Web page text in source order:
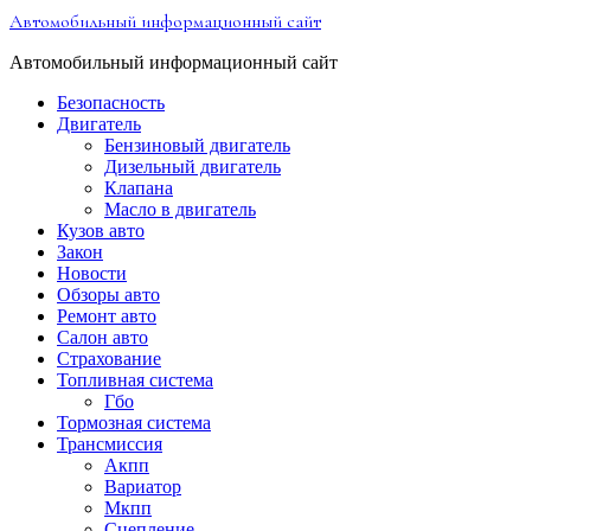
Перейти
содержимому
Автомобильный информационный сайт
Автомобильный информационный сайт
Безопасность
Двигатель
Бензиновый двигатель
Дизельный двигатель
Клапана
Масло в двигатель
Кузов авто
Закон
Новости
Обзоры авто
Ремонт авто
Салон авто
Страхование
Топливная система
Гбо
Тормозная система
Трансмиссия
Акпп
Вариатор
Мкпп